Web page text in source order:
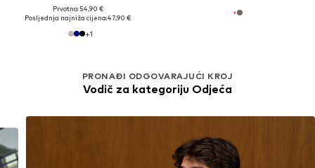
Prvotno: 54,90 €
Posljednja najniža cijena:47,90 €
+1
PRONAĐI ODGOVARAJUĆI KROJ
Vodič za kategoriju Odjeća